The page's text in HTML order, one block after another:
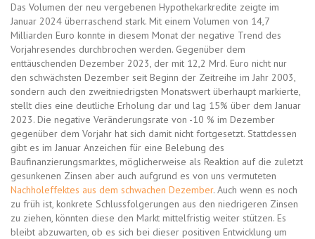
Das Volumen der neu vergebenen Hypothekarkredite zeigte im
Januar 2024 überraschend stark. Mit einem Volumen von 14,7
Milliarden Euro konnte in diesem Monat der negative Trend des
Vorjahresendes durchbrochen werden. Gegenüber dem
enttäuschenden Dezember 2023, der mit 12,2 Mrd. Euro nicht nur
den schwächsten Dezember seit Beginn der Zeitreihe im Jahr 2003,
sondern auch den zweitniedrigsten Monatswert überhaupt markierte,
stellt dies eine deutliche Erholung dar und lag 15% über dem Januar
2023. Die negative Veränderungsrate von -10 % im Dezember
gegenüber dem Vorjahr hat sich damit nicht fortgesetzt. Stattdessen
gibt es im Januar Anzeichen für eine Belebung des
Baufinanzierungsmarktes, möglicherweise als Reaktion auf die zuletzt
gesunkenen Zinsen aber auch aufgrund es von uns vermuteten
Nachholeffektes aus dem schwachen Dezember. Auch wenn es noch
zu früh ist, konkrete Schlussfolgerungen aus den niedrigeren Zinsen
zu ziehen, könnten diese den Markt mittelfristig weiter stützen. Es
bleibt abzuwarten, ob es sich bei dieser positiven Entwicklung um